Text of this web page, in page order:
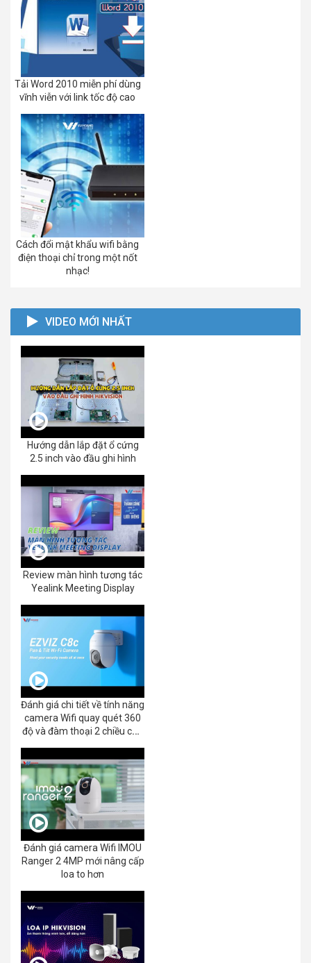
Tải Word 2010 miễn phí dùng
vĩnh viễn với link tốc độ cao
Cách đổi mật khẩu wifi bằng
điện thoại chỉ trong một nốt
nhạc!
VIDEO MỚI NHẤT
Hướng dẫn lắp đặt ổ cứng
2.5 inch vào đầu ghi hình
Review màn hình tương tác
Yealink Meeting Display
Đánh giá chi tiết về tính năng
camera Wifi quay quét 360
độ và đàm thoại 2 chiều của
Đánh giá camera Wifi IMOU
Ranger 2 4MP mới nâng cấp
loa to hơn